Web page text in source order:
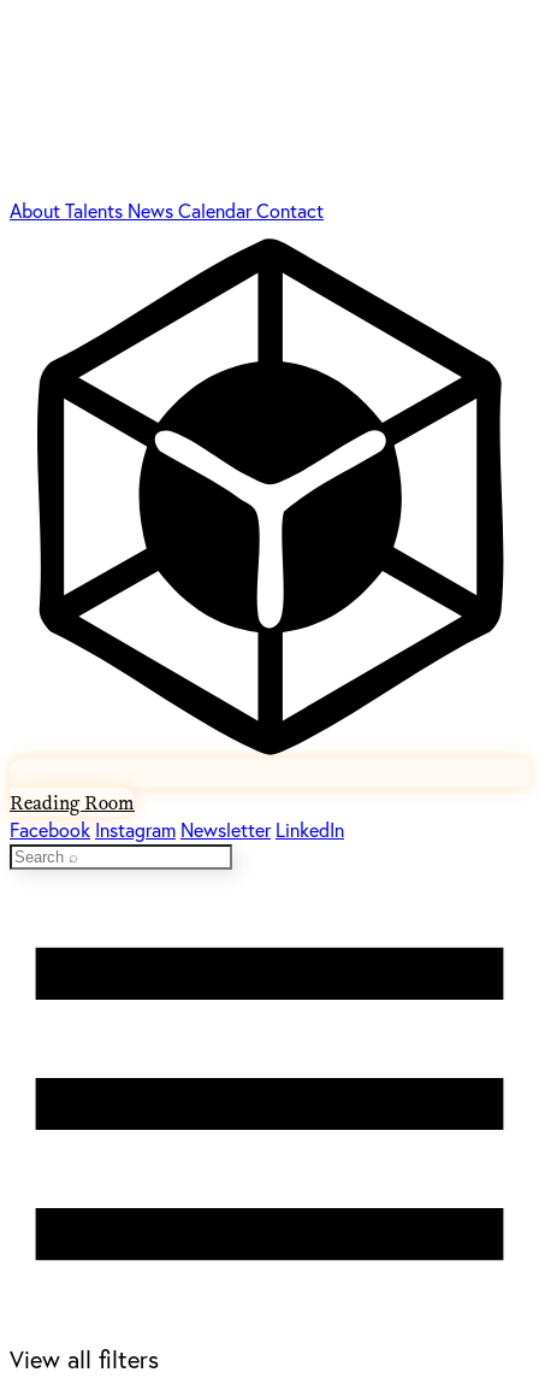
AboutTalents NewsCalendarContact
Reading Room
Facebook Instagram Newsletter LinkedIn
View all filters